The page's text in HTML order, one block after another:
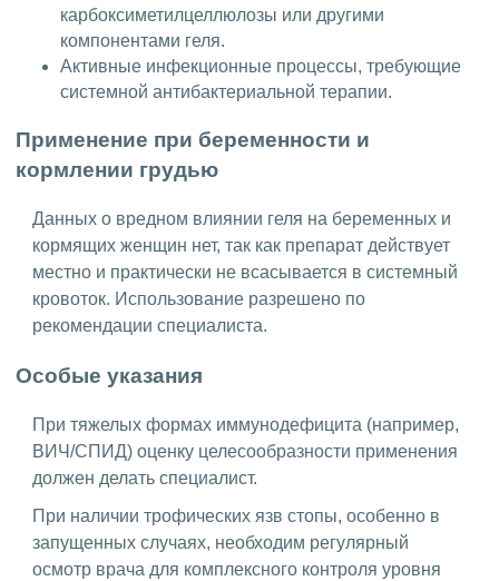
карбоксиметилцеллюлозы или другими
компонентами геля.
Активные инфекционные процессы, требующие
системной антибактериальной терапии.
Применение при беременности и
кормлении грудью
Данных о вредном влиянии геля на беременных и
кормящих женщин нет, так как препарат действует
местно и практически не всасывается в системный
кровоток. Использование разрешено по
рекомендации специалиста.
Особые указания
При тяжелых формах иммунодефицита (например,
ВИЧ/СПИД) оценку целесообразности применения
должен делать специалист.
При наличии трофических язв стопы, особенно в
запущенных случаях, необходим регулярный
осмотр врача для комплексного контроля уровня